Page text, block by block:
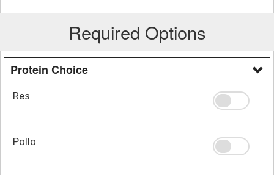
Required Options
Protein Choice
Res
Pollo